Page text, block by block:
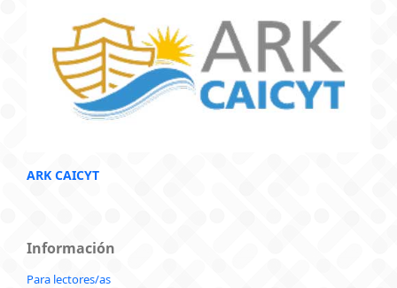
ARK CAICYT
Información
Para lectores/as